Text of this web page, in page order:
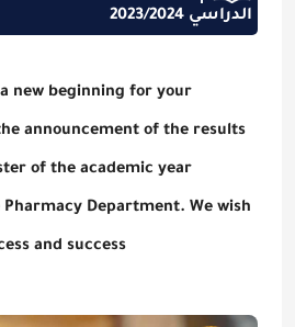
الدراسي 2023/2024
new beginning for your
announcement of the results
of the academic year
Pharmacy Department. We wish
and success